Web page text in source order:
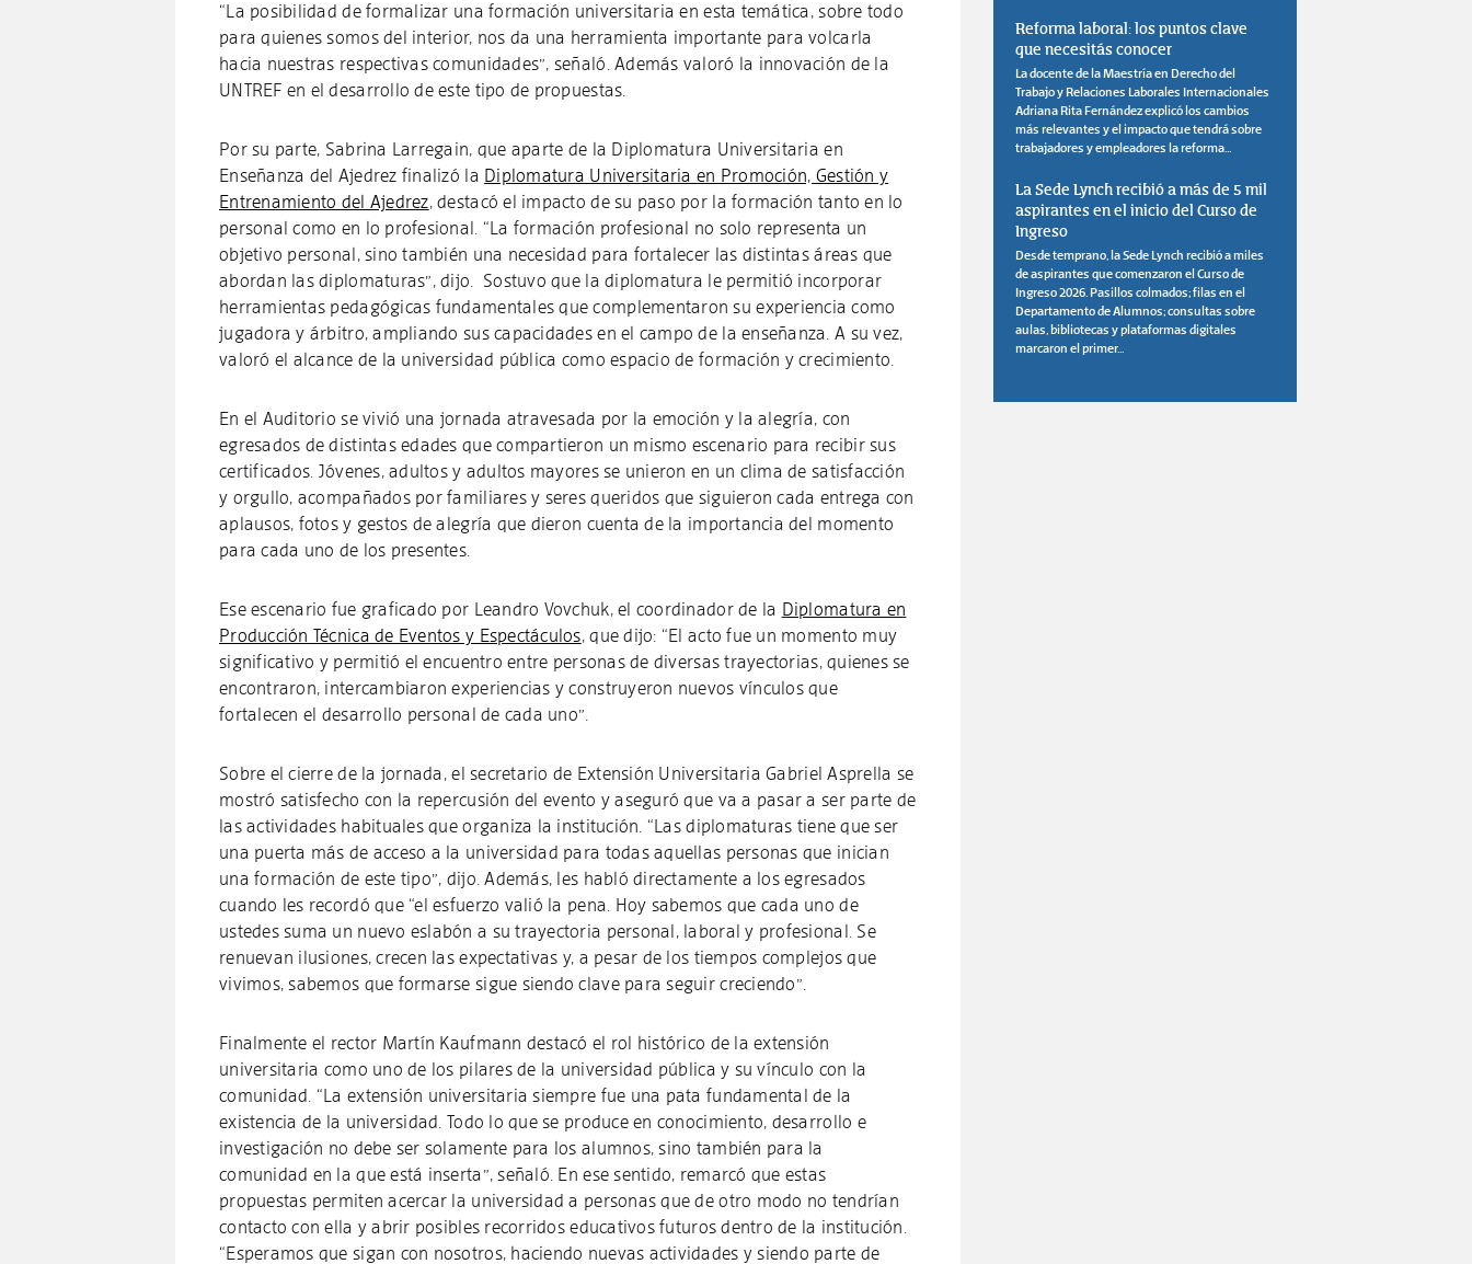
“La posibilidad de formalizar una formación universitaria en esta temática, sobre todo
para quienes somos del interior, nos da una herramienta importante para volcarla
hacia nuestras respectivas comunidades”, señaló. Además valoró la innovación de la
UNTREF en el desarrollo de este tipo de propuestas.
Por su parte, Sabrina Larregain, que aparte de la Diplomatura Universitaria en
Enseñanza del Ajedrez finalizó la Diplomatura Universitaria en Promoción, Gestión y
Entrenamiento del Ajedrez, destacó el impacto de su paso por la formación tanto en lo
personal como en lo profesional. “La formación profesional no solo representa un
objetivo personal, sino también una necesidad para fortalecer las distintas áreas que
abordan las diplomaturas”, dijo. Sostuvo que la diplomatura le permitió incorporar
herramientas pedagógicas fundamentales que complementaron su experiencia como
jugadora y árbitro, ampliando sus capacidades en el campo de la enseñanza. A su vez,
valoró el alcance de la universidad pública como espacio de formación y crecimiento.
En el Auditorio se vivió una jornada atravesada por la emoción y la alegría, con
egresados de distintas edades que compartieron un mismo escenario para recibir sus
certificados. Jóvenes, adultos y adultos mayores se unieron en un clima de satisfacción
y orgullo, acompañados por familiares y seres queridos que siguieron cada entrega con
aplausos, fotos y gestos de alegría que dieron cuenta de la importancia del momento
para cada uno de los presentes.
Ese escenario fue graficado por Leandro Vovchuk, el coordinador de la Diplomatura en
Producción Técnica de Eventos y Espectáculos, que dijo: “El acto fue un momento muy
significativo y permitió el encuentro entre personas de diversas trayectorias, quienes se
encontraron, intercambiaron experiencias y construyeron nuevos vínculos que
fortalecen el desarrollo personal de cada uno”.
Sobre el cierre de la jornada, el secretario de Extensión Universitaria Gabriel Asprella se
mostró satisfecho con la repercusión del evento y aseguró que va a pasar a ser parte de
las actividades habituales que organiza la institución. “Las diplomaturas tiene que ser
una puerta más de acceso a la universidad para todas aquellas personas que inician
una formación de este tipo”, dijo. Además, les habló directamente a los egresados
cuando les recordó que “el esfuerzo valió la pena. Hoy sabemos que cada uno de
ustedes suma un nuevo eslabón a su trayectoria personal, laboral y profesional. Se
renuevan ilusiones, crecen las expectativas y, a pesar de los tiempos complejos que
vivimos, sabemos que formarse sigue siendo clave para seguir creciendo”.
Finalmente el rector Martín Kaufmann destacó el rol histórico de la extensión
universitaria como uno de los pilares de la universidad pública y su vínculo con la
comunidad. “La extensión universitaria siempre fue una pata fundamental de la
existencia de la universidad. Todo lo que se produce en conocimiento, desarrollo e
investigación no debe ser solamente para los alumnos, sino también para la
comunidad en la que está inserta”, señaló. En ese sentido, remarcó que estas
propuestas permiten acercar la universidad a personas que de otro modo no tendrían
contacto con ella y abrir posibles recorridos educativos futuros dentro de la institución.
“Esperamos que sigan con nosotros, haciendo nuevas actividades y siendo parte de
Reforma laboral: los puntos clave
que necesitás conocer
La docente de la Maestría en Derecho del
Trabajo y Relaciones Laborales Internacionales
Adriana Rita Fernández explicó los cambios
más relevantes y el impacto que tendrá sobre
trabajadores y empleadores la reforma...
La Sede Lynch recibió a más de 5 mil
aspirantes en el inicio del Curso de
Ingreso
Desde temprano, la Sede Lynch recibió a miles
de aspirantes que comenzaron el Curso de
Ingreso 2026. Pasillos colmados; filas en el
Departamento de Alumnos; consultas sobre
aulas, bibliotecas y plataformas digitales
marcaron el primer...